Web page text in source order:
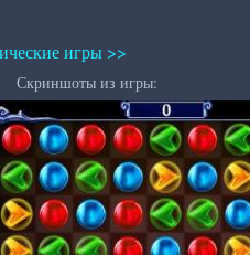
игры >>
Скриншоты из игры: